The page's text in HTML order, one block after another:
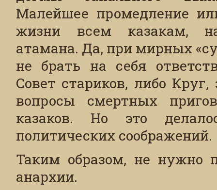
Малейшее промедление
жизни всем казакам,
атамана. Да, при мирных
не брать на себя
Совет стариков, либо
вопросы смертных
казаков. Но это
политических соображений.
Таким образом, не нужно
анархии.